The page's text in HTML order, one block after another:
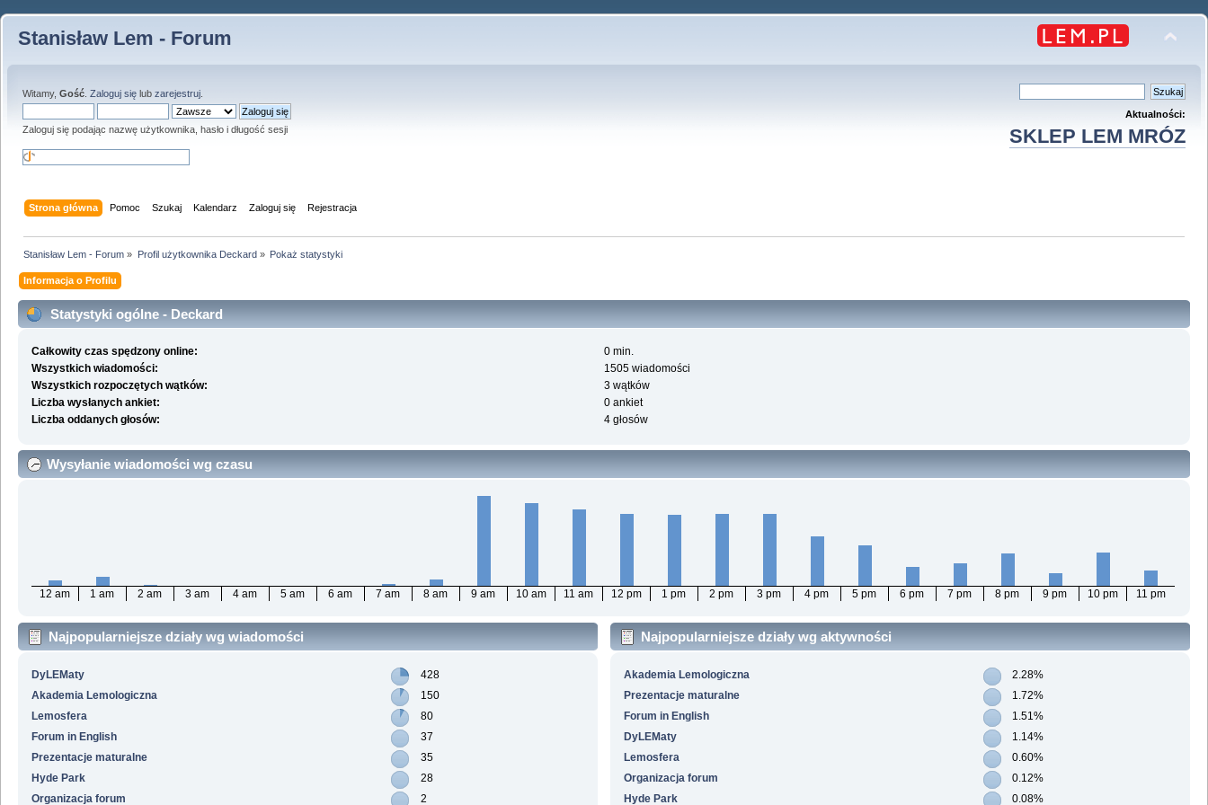
Stanisław Lem - Forum
Witamy, Gość Zaloguj się lub zarejestruj
Zaloguj się podając nazwę użytkownika, hasło i długość sesji
Aktualności:
SKLEP LEM MRÓZ
Strona główna Pomoc Szukaj Kalendarz Zaloguj się Rejestracja
Stanisław Lem - Forum » Profil użytkownika Deckard» Pokaż statystyki
Informacja o Profilu
Statystyki ogólne - Deckard
Całkowity czas spędzony online:
0 min.
Wszystkich wiadomości:
1505 wiadomości
Wszystkich rozpoczętych wątków:
3 wątków
Liczba wysłanych ankiet:
0 ankiet
Liczba oddanych głosów:
4 głosów
Wysyłanie wiadomości wg czasu
12 am 1 am 2 am 3 am 4 am 5 am 6 am 7 am 8 am 9 am 10 am 11 am 12 pm 1 pm 2 pm 3 pm 4 pm 5 pm 6 pm 7 pm 8 pm 9 pm 10 pm 11 pm
Najpopularniejsze działy wg wiadomości
DyLEMaty
428
Akademia Lemologiczna
150
Lemosfera
80
Forum in English
37
Prezentacje maturalne
35
Hyde Park
28
Organizacja forum
2
Najpopularniejsze działy wg aktywności
Akademia Lemologiczna
2.28%
Prezentacje maturalne
1.72%
Forum in English
1.51%
DyLEMaty
1.14%
Lemosfera
0.60%
Organizacja forum
0.12%
Hyde Park
0.08%